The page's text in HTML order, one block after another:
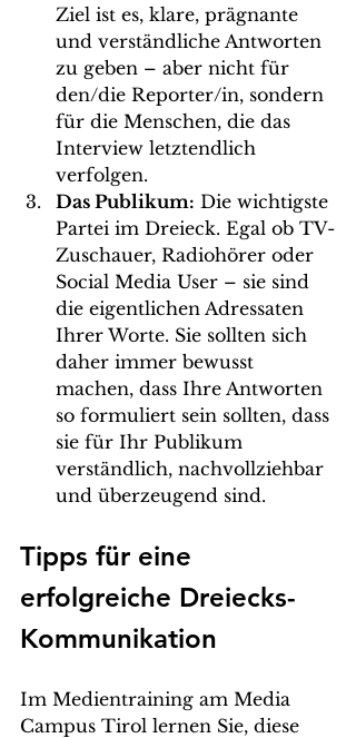
Ziel ist es, klare, prägnante
und verständliche Antworten
zu geben – aber nicht für
den/die Reporter/in, sondern
für die Menschen, die das
Interview letztendlich
verfolgen.
Das Publikum: Die wichtigste
Partei im Dreieck. Egal ob TV-
Zuschauer, Radiohörer oder
Social Media User – sie sind
die eigentlichen Adressaten
Ihrer Worte. Sie sollten sich
daher immer bewusst
machen, dass Ihre Antworten
so formuliert sein sollten, dass
sie für Ihr Publikum
verständlich, nachvollziehbar
und überzeugend sind.
Tipps für eine
erfolgreiche Dreiecks-
Kommunikation
Im Medientraining am Media
Campus Tirol lernen Sie, diese